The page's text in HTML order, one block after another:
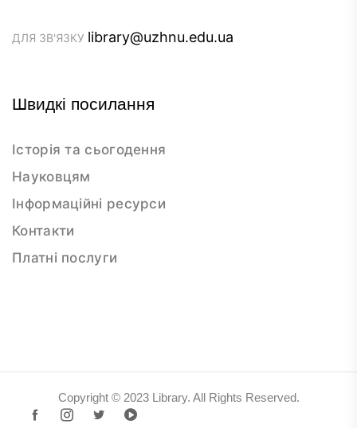
ДЛЯ ЗВ'ЯЗКУ library@uzhnu.edu.ua
Швидкі посилання
Історія та сьогодення
Науковцям
Інформаційні ресурси
Контакти
Платні послуги
Copyright © 2023 Library. All Rights Reserved.